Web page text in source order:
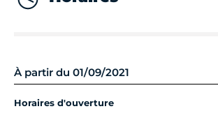
À partir du 01/09/2021
Horaires d'ouverture